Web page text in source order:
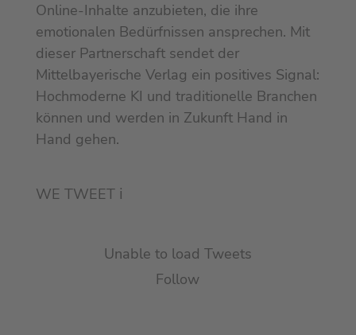
Online-Inhalte anzubieten, die ihre
emotionalen Bedürfnissen ansprechen. Mit
dieser Partnerschaft sendet der
Mittelbayerische Verlag ein positives Signal:
Hochmoderne KI und traditionelle Branchen
können und werden in Zukunft Hand in
Hand gehen.
WE TWEET ℹ︎
Unable to load Tweets
Follow